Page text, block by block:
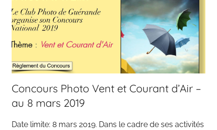
Concours Photo Vent et Courant d’Air –
au 8 mars 2019
Date limite: 8 mars 2019. Dans le cadre de ses activités